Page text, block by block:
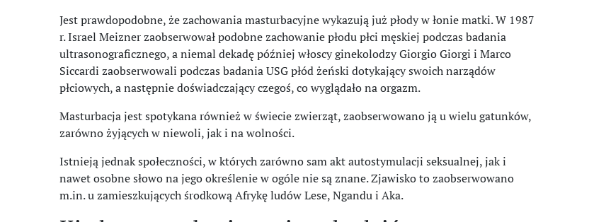
Jest prawdopodobne, że zachowania masturbacyjne wykazują już płody w łonie matki. W 1987
r. Israel Meizner zaobserwował podobne zachowanie płodu płci męskiej podczas badania
ultrasonograficznego, a niemal dekadę później włoscy ginekolodzy Giorgio Giorgi i Marco
Siccardi zaobserwowali podczas badania USG płód żeński dotykający swoich narządów
płciowych, a następnie doświadczający czegoś, co wyglądało na orgazm.
Masturbacja jest spotykana również w świecie zwierząt, zaobserwowano ją u wielu gatunków,
zarówno żyjących w niewoli, jak i na wolności.
Istnieją jednak społeczności, w których zarówno sam akt autostymulacji seksualnej, jak i
nawet osobne słowo na jego określenie w ogóle nie są znane. Zjawisko to zaobserwowano
m.in. u zamieszkujących środkową Afrykę ludów Lese, Ngandu i Aka.